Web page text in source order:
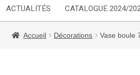
ACTUALITÉS CATALOGUE 2024/
Accueil Décorations Vase boule